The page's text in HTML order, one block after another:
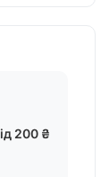
200 ₴